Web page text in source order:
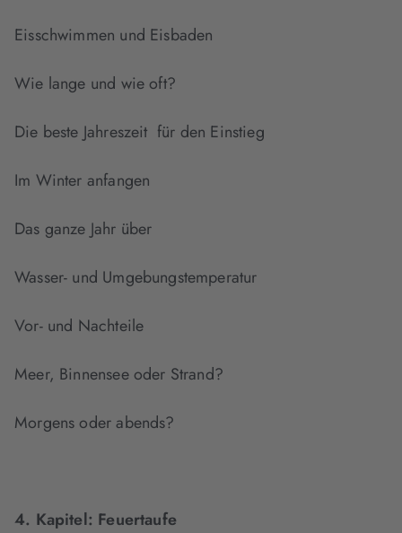
Eisschwimmen und Eisbaden
Wie lange und wie oft?
Die beste Jahreszeit für den Einstieg
Im Winter anfangen
Das ganze Jahr über
Wasser- und Umgebungstemperatur
Vor- und Nachteile
Meer, Binnensee oder Strand?
Morgens oder abends?
4. Kapitel: Feuertaufe